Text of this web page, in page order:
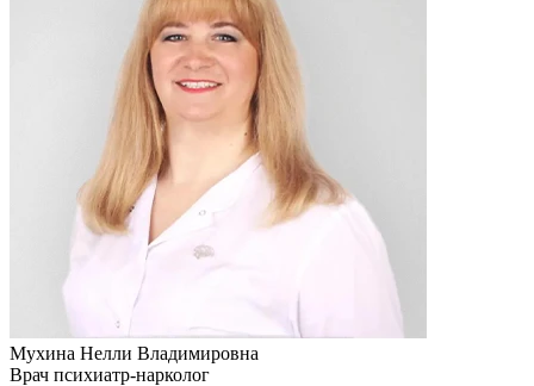
Мухина Нелли Владимировна
Врач психиатр-нарколог